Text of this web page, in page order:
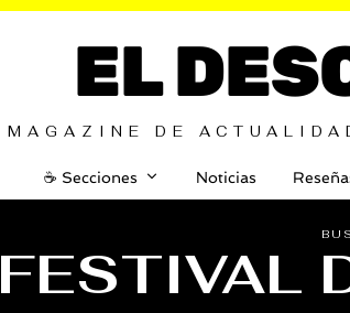
EL
MAGAZINE DE
☕️ Secciones Noticias
FESTIVAL